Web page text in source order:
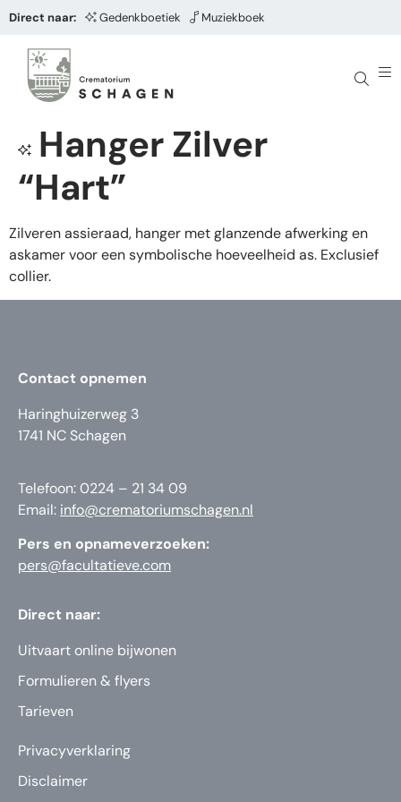
Direct naar: Gedenkboetiek Muziekboek
Hanger Zilver
“Hart”
Zilveren assieraad, hanger met glanzende afwerking en
askamer voor een symbolische hoeveelheid as. Exclusief
collier.
Contact opnemen
Haringhuizerweg 3
1741 NC Schagen
Telefoon: 0224 – 21 34 09
Email: info@crematoriumschagen.nl
Pers en opnameverzoeken:
pers@facultatieve.com
Direct naar:
Uitvaart online bijwonen
Formulieren & flyers
Tarieven
Privacyverklaring
Disclaimer